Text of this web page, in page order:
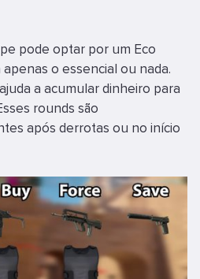
pode optar por um Eco
o essencial ou nada.
a acumular dinheiro para
rounds são
após derrotas ou no início